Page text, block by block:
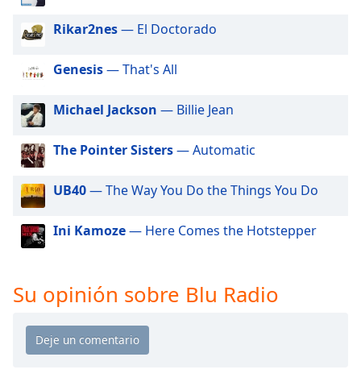
Beginning
dialog
window.
Escape
cancel
close
window.
Text
Color
Opacity
Background
Rikar2nes— El Doctorado
Genesis— That's All
Michael Jackson — Billie Jean
The Pointer Sisters— Automatic
UB40— The Way You Do the Things You Do
Ini Kamoze— Here Comes the Hotstepper
Su opinión sobre Blu Radio